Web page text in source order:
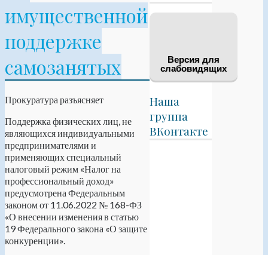
Версия для
слабовидящих
Наша
группа
ВКонтакте
имущественной
поддержке
самозанятых
Прокуратура разъясняет
Поддержка физических лиц, не
являющихся индивидуальными
предпринимателями и
применяющих специальный
налоговый режим «Налог на
профессиональный доход»
предусмотрена Федеральным
законом от 11.06.2022 № 168-ФЗ
«О внесении изменения в статью
19 Федерального закона «О защите
конкуренции».